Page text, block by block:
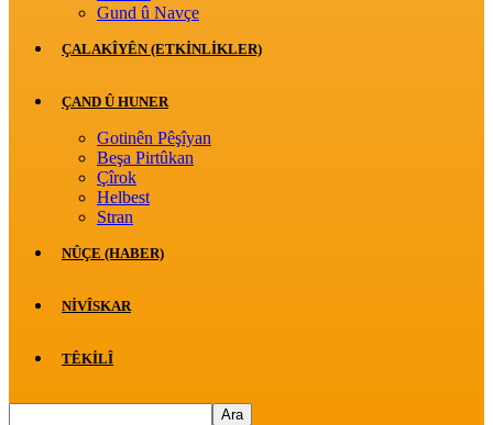
Gund û Navçe
ÇALAKÎYÊN (ETKINLIKLER)
ÇAND Û HUNER
Gotinên Pêşîyan
Beşa Pirtûkan
Çîrok
Helbest
Stran
NÛÇE (HABER)
NIVÎSKAR
TÊKILÎ